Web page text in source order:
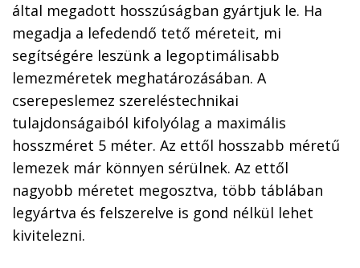
által megadott hosszúságban gyártjuk le. Ha
megadja a lefedendő tető méreteit, mi
segítségére leszünk a legoptimálisabb
lemezméretek meghatározásában. A
cserepeslemez szereléstechnikai
tulajdonságaiból kifolyólag a maximális
hosszméret 5 méter. Az ettől hosszabb méretű
lemezek már könnyen sérülnek. Az ettől
nagyobb méretet megosztva, több táblában
legyártva és felszerelve is gond nélkül lehet
kivitelezni.